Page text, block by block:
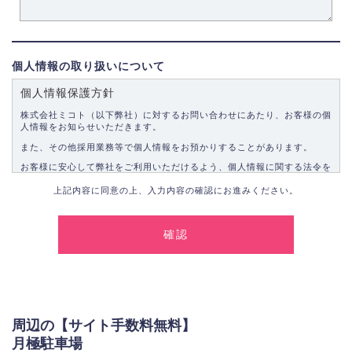
個人情報の取り扱いについて
個人情報保護方針
株式会社ミコト（以下弊社）に対するお問い合わせにあたり、お客様の個
人情報をお知らせいただきます。
また、その他採用業務等で個人情報をお預かりすることがあります。
お客様に安心して弊社をご利用いただけるよう、個人情報に関する法令を
2.個人情報の利用
お問い合わせに対する回答、資料等の送付
採用に関する回答、情報の提供
上記内容に同意の上、入力内容の確認にお進みください。
周辺の【サイト手数料無料】
月極駐車場